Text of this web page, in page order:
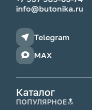
info@butonika.ru
Telegram
MAX
Каталог
ПОПУЛЯРНОЕ🔝